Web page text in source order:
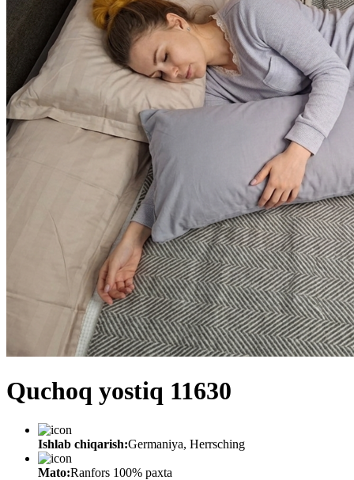
Quchoq yostiq 11630
Ishlab chiqarish:Germaniya, Herrsching
Mato:Ranfors 100% paxta